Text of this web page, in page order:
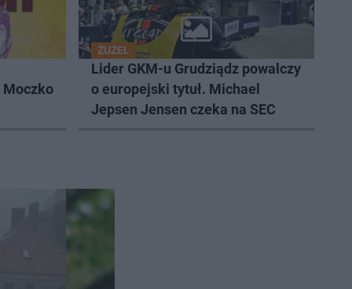
Moczko
ŻUŻEL
Lider GKM-u Grudziądz powalczy
o europejski tytuł. Michael
Jepsen Jensen czeka na SEC